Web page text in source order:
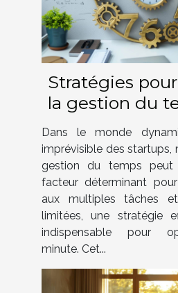
Stratégies
la gestion du
les
Dans le monde
imprévisible des startups,
gestion du temps peut
facteur déterminant
aux multiples tâches
limitées, une stratégie
indispensable pour
minute. Cet...